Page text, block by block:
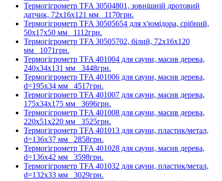
Термогігрометр TFA 30504801, зовнішній дротовий
датчик, 72x16x121 мм 1170грн.
Термогігрометр TFA 30505654 для х'юмідора, срібний,
50x17x50 мм 1112грн.
Термогігрометр TFA 30505702, білий, 72x16x120
мм 1071грн.
Термогігрометр TFA 401004 для сауни, масив дерева,
240х34х131 мм 3448грн.
Термогігрометр TFA 401006 для сауни, масив дерева,
d=195х34 мм 4517грн.
Термогігрометр TFA 401007 для сауни, масив дерева,
175х34х175 мм 3696грн.
Термогігрометр TFA 401008 для сауни, масив дерева,
220х51х220 мм 3525грн.
Термогігрометр TFA 401013 для сауни, пластик/метал,
d=136х37 мм 2858грн.
Термогігрометр TFA 401028 для сауни, масив дерева,
d=136х42 мм 3598грн.
Термогігрометр TFA 401032 для сауни, пластик/метал,
d=132х33 мм 3029грн.